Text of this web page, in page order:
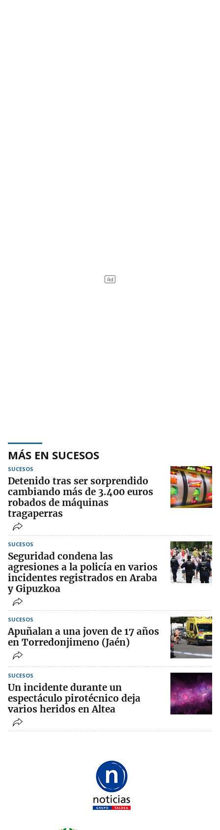
MÁS EN SUCESOS
SUCESOS
Detenido tras ser sorprendido
cambiando más de 3.400 euros
robados de máquinas
tragaperras
SUCESOS
Seguridad condena las
agresiones a la policía en varios
incidentes registrados en Araba
y Gipuzkoa
SUCESOS
Apuñalan a una joven de 17 años
en Torredonjimeno (Jaén)
SUCESOS
Un incidente durante un
espectáculo pirotécnico deja
varios heridos en Altea